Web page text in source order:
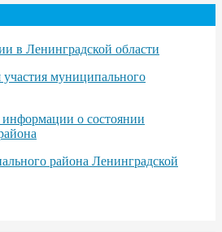
в Ленинградской области
муниципального
информации о состоянии
района Ленинградской